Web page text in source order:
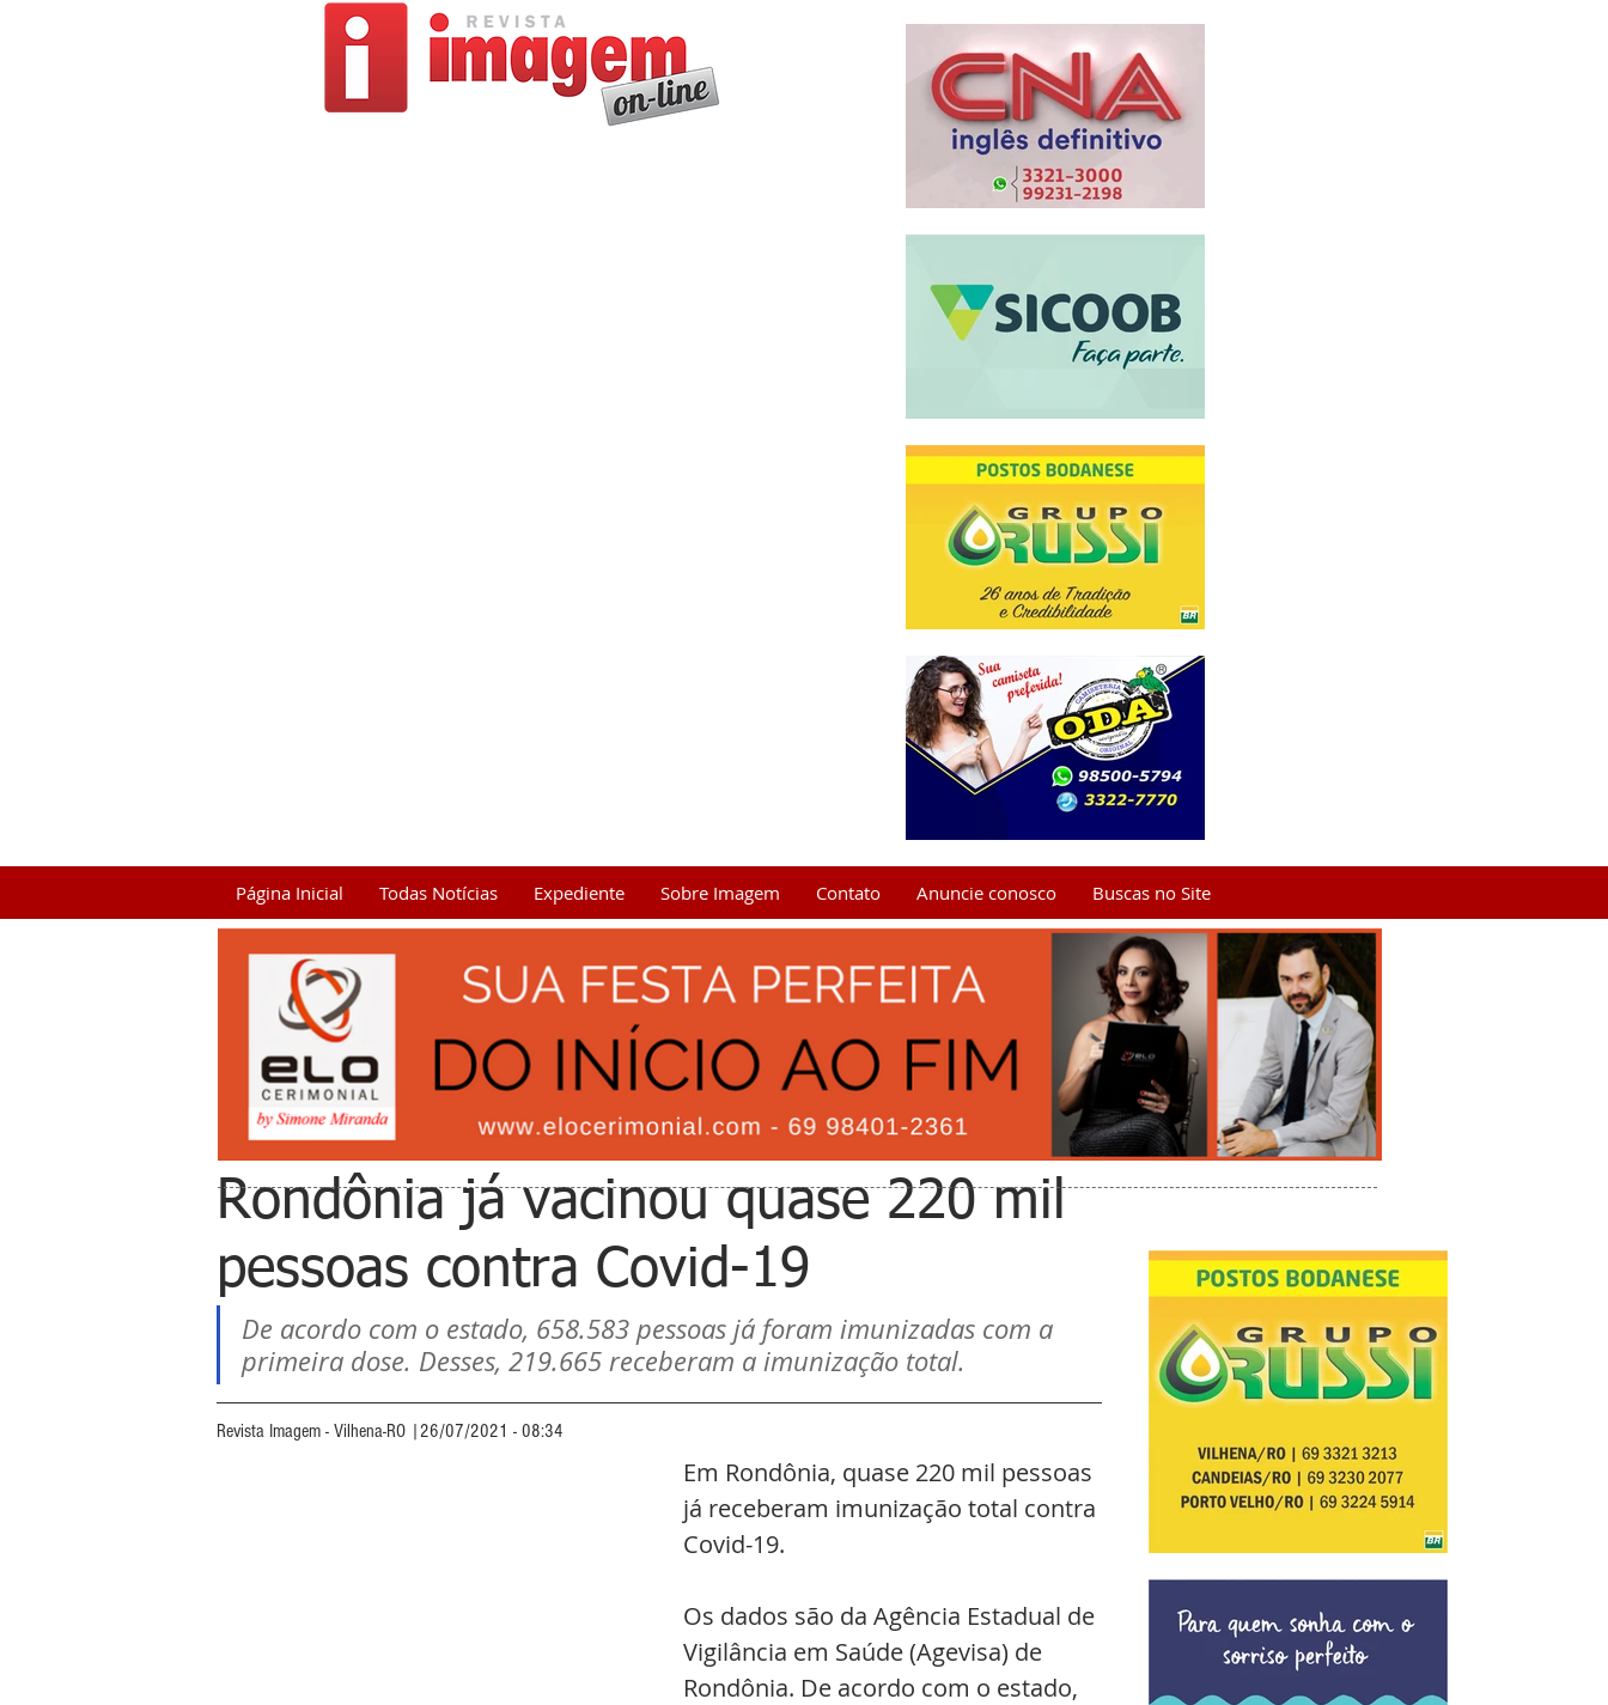
Página Inicial Todas Notícias Expediente Sobre Imagem Contato Anuncie conosco Buscas no Site
Rondônia já vacinou quase 220 mil
pessoas contra Covid-19
De acordo com o estado, 658.583 pessoas já foram imunizadas com a
primeira dose. Desses, 219.665 receberam a imunização total.
Revista Imagem - Vilhena-RO |26/07/2021 - 08:34
Em Rondônia, quase 220 mil pessoas
já receberam imunização total contra
Covid-19.
Os dados são da Agência Estadual de
Vigilância em Saúde (Agevisa) de
Rondônia. De acordo com o estado,